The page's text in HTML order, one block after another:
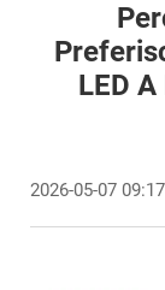
LED
2026-05-07